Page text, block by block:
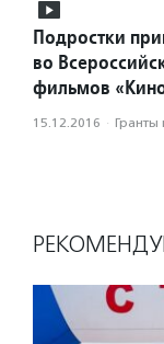
Подростки
во
фильмов
15.12.2016 · Гранты